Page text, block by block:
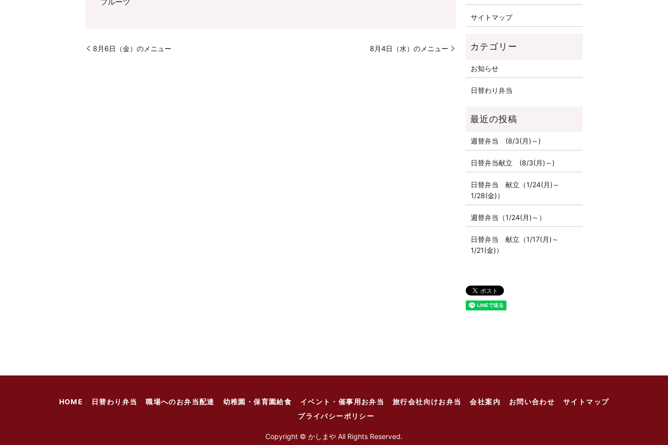
フルーツ
8月6日（金）のメニュー 8月4日（水）のメニュー
サイトマップ
お知らせ
日替わり弁当
週替弁当 (8/3(月)～)
日替弁当献立 (8/3(月)～)
日替弁当 献立（1/24(月)～
1/28(金)）
週替弁当（1/24(月)～）
日替弁当 献立（1/17(月)～
1/21(金)）
HOME 日替わり弁当 職場へのお弁当配達 幼稚園・保育園給食 イベント・催事用お弁当 旅行会社向けお弁当 会社案内 お問い合わせ
サイトマップ
プライバシーポリシー
Copyright © かしまや All Rights Reserved.